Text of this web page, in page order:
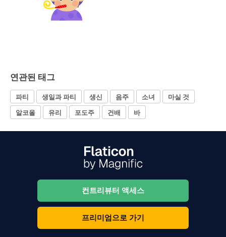
연관된 태그
파티 생일과 파티 생신 음주 소녀
마실 것
알코올
유리 포도주 건배 바
컨트리뷰터 액세스
프리미엄으로 가기